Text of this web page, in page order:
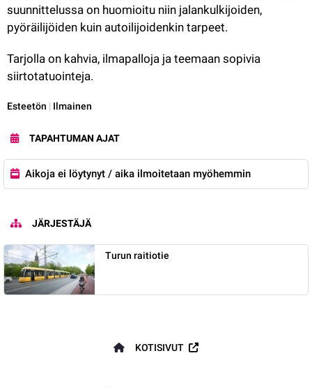
suunnittelussa on huomioitu niin jalankulkijoiden,
pyöräilijöiden kuin autoilijoidenkin tarpeet.
Tarjolla on kahvia, ilmapalloja ja teemaan sopivia
siirtotatuointeja.
Kategoria:
Esteetön | Ilmainen
TAPAHTUMAN AJAT
Aikoja ei löytynyt / aika ilmoitetaan myöhemmin
JÄRJESTÄJÄ
Turun raitiotie
KOTISIVUT